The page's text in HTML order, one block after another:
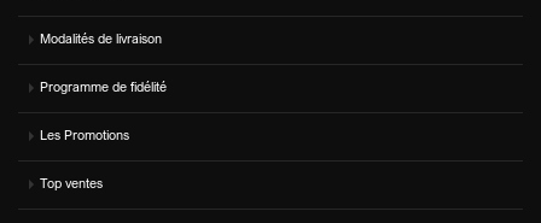
Modalités de livraison
Programme de fidélité
Les Promotions
Top ventes